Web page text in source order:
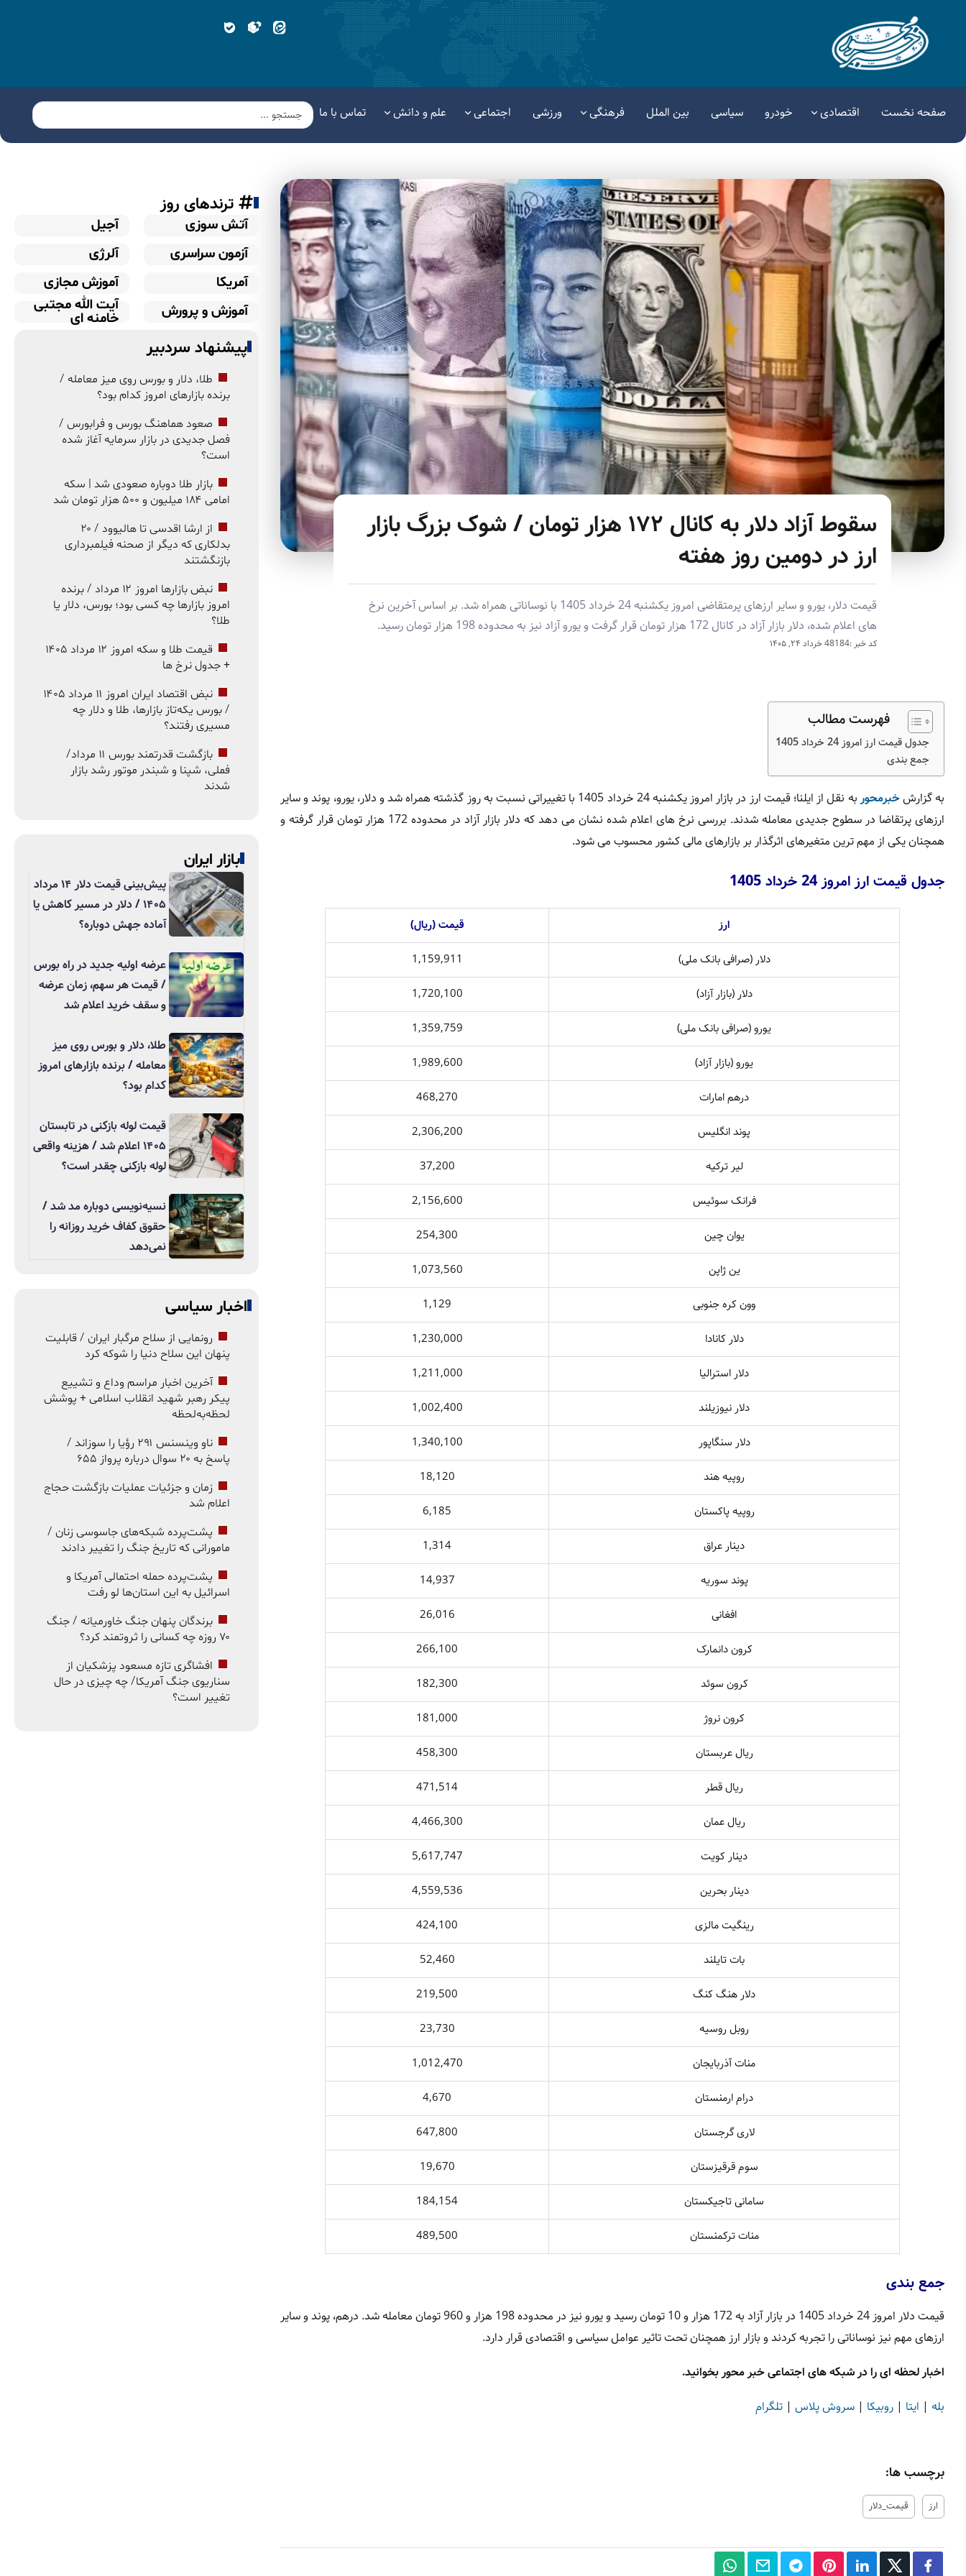
صفحه نخست اقتصادی خودرو سیاسی بین الملل فرهنگی ورزشی اجتماعی علم و دانش تماس با ما
سقوط آزاد دلار به کانال ۱۷۲ هزار تومان / شوک بزرگ بازار
ارز در دومین روز هفته
قیمت دلار، یورو و سایر ارزهای پرمتقاضی امروز یکشنبه 24 خرداد 1405 با نوساناتی همراه شد. بر اساس آخرین نرخ
های اعلام شده، دلار بازار آزاد در کانال 172 هزار تومان قرار گرفت و یورو آزاد نیز به محدوده 198 هزار تومان رسید.
کد خبر :48184 خرداد ۲۴, ۱۴۰۵
فهرست مطالب
جدول قیمت ارز امروز 24 خرداد 1405
جمع بندی
به گزارشخبرمحور
به نقل از ایلنا؛ قیمت ارز در بازار امروز یکشنبه 24 خرداد 1405 با تغییراتی نسبت به روز گذشته همراه شد و دلار، یورو، پوند و سایر
ارزهای پرتقاضا در سطوح جدیدی معامله شدند. بررسی نرخ های اعلام شده نشان می دهد که دلار بازار آزاد در محدوده 172 هزار تومان قرار گرفته و
همچنان یکی از مهم ترین متغیرهای اثرگذار بر بازارهای مالی کشور محسوب می شود.
جدول قیمت ارز امروز 24 خرداد 1405
ارز
قیمت (ریال)
دلار (صرافی بانک ملی)
1,159,911
دلار (بازار آزاد)
1,720,100
یورو (صرافی بانک ملی)
1,359,759
یورو (بازار آزاد)
1,989,600
درهم امارات
468,270
پوند انگلیس
2,306,200
لیر ترکیه
37,200
فرانک سوئیس
2,156,600
یوان چین
254,300
ین ژاپن
1,073,560
وون کره جنوبی
1,129
دلار کانادا
1,230,000
دلار استرالیا
1,211,000
دلار نیوزیلند
1,002,400
دلار سنگاپور
1,340,100
روپیه هند
18,120
روپیه پاکستان
6,185
دینار عراق
1,314
پوند سوریه
14,937
افغانی
26,016
کرون دانمارک
266,100
کرون سوئد
182,300
کرون نروژ
181,000
ریال عربستان
458,300
ریال قطر
471,514
ریال عمان
4,466,300
دینار کویت
5,617,747
دینار بحرین
4,559,536
رینگیت مالزی
424,100
بات تایلند
52,460
دلار هنگ کنگ
219,500
روبل روسیه
23,730
منات آذربایجان
1,012,470
درام ارمنستان
4,670
لاری گرجستان
647,800
سوم قرقیزستان
19,670
سامانی تاجیکستان
184,154
منات ترکمنستان
489,500
جمع بندی
قیمت دلار امروز 24 خرداد 1405 در بازار آزاد به 172 هزار و 10 تومان رسید و یورو نیز در محدوده 198 هزار و 960 تومان معامله شد. درهم، پوند و سایر
ارزهای مهم نیز نوساناتی را تجربه کردند و بازار ارز همچنان تحت تاثیر عوامل سیاسی و اقتصادی قرار دارد.
اخبار لحظه ای را در شبکه های اجتماعی خبر محور بخوانید.
بله | ایتا | روبیکا | سروش پلاس | تلگرام
برچسب ها:
ارز قیمت_دلار
ترندهای روز
آتش سوزی
آجیل
آزمون سراسری
آلرژی
آمریکا
آموزش مجازی
آموزش و پرورش
آیت الله مجتبی
خامنه ای
پیشنهاد سردبیر
طلا، دلار و بورس روی میز معامله /
برنده بازارهای امروز کدام بود؟
صعود هماهنگ بورس و فرابورس /
فصل جدیدی در بازار سرمایه آغاز شده
است؟
بازار طلا دوباره صعودی شد | سکه
امامی ۱۸۴ میلیون و ۵۰۰ هزار تومان شد
از ارشا اقدسی تا هالیوود / ۲۰
بدلکاری که دیگر از صحنه فیلمبرداری
بازنگشتند
نبض بازارها امروز ۱۲ مرداد / برنده
امروز بازارها چه کسی بود؛ بورس، دلار یا
طلا؟
قیمت طلا و سکه امروز ۱۲ مرداد ۱۴۰۵
+ جدول نرخ ها
نبض اقتصاد ایران امروز ۱۱ مرداد ۱۴۰۵
/ بورس یکه‌تاز بازارها، طلا و دلار چه
مسیری رفتند؟
بازگشت قدرتمند بورس ۱۱ مرداد/
فملی، شپنا و شبندر موتور رشد بازار
شدند
بازار ایران
پیش‌بینی قیمت دلار ۱۴ مرداد
۱۴۰۵ / دلار در مسیر کاهش یا
آماده جهش دوباره؟
عرضه اولیه جدید در راه بورس
/ قیمت هر سهم، زمان عرضه
و سقف خرید اعلام شد
طلا، دلار و بورس روی میز
معامله / برنده بازارهای امروز
کدام بود؟
قیمت لوله بازکنی در تابستان
۱۴۰۵ اعلام شد / هزینه واقعی
لوله بازکنی چقدر است؟
نسیه‌نویسی دوباره مد شد /
حقوق کفاف خرید روزانه را
نمی‌دهد
اخبار سیاسی
رونمایی از سلاح مرگبار ایران / قابلیت
پنهان این سلاح دنیا را شوکه کرد
آخرین اخبار مراسم وداع و تشییع
پیکر رهبر شهید انقلاب اسلامی + پوشش
لحظه‌به‌لحظه
ناو وینسنس ۲۹۱ رؤیا را سوزاند /
پاسخ به ۲۰ سوال درباره پرواز ۶۵۵
زمان و جزئیات عملیات بازگشت حجاج
اعلام شد
پشت‌پرده شبکه‌های جاسوسی زنان /
مامورانی که تاریخ جنگ را تغییر دادند
پشت‌پرده حمله احتمالی آمریکا و
اسرائیل به این استان‌ها لو رفت
برندگان پنهان جنگ خاورمیانه / جنگ
۷۰ روزه چه کسانی را ثروتمند کرد؟
افشاگری تازه مسعود پزشکیان از
سناریوی جنگ آمریکا/ چه چیزی در حال
تغییر است؟